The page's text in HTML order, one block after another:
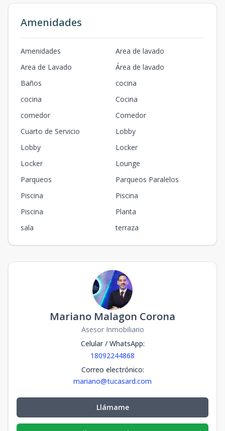
Amenidades
Amenidades
Area de lavado
Area de Lavado
Área de lavado
Baños
cocina
cocina
Cocina
comedor
Comedor
Cuarto de Servicio
Lobby
Lobby
Locker
Locker
Lounge
Parqueos
Parqueos Paralelos
Piscina
Piscina
Piscina
Planta
sala
terraza
Mariano Malagon Corona
Asesor Inmobiliario
Celular / WhatsApp:
18092244868
Correo electrónico:
mariano@tucasard.com
Llámame